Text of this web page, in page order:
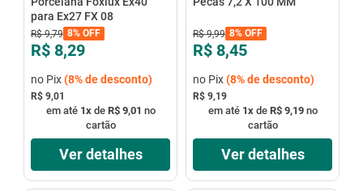
para Ex27 FX 08
R$ 9,79 8%OFF
R$ 8,29
no Pix(8%de desconto)
R$ 9,01
em até 1xde R$ 9,01 no
cartão
Ver detalhes
R$ 9,99 8%OFF
R$ 8,45
no Pix(8%de desconto)
R$ 9,19
em até 1xde R$ 9,19no
cartão
Ver detalhes